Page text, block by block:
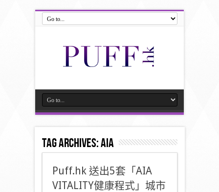
Tag Archives:AIA
Puff.hk 送出5套「AIA
VITALITY健康程式」城市